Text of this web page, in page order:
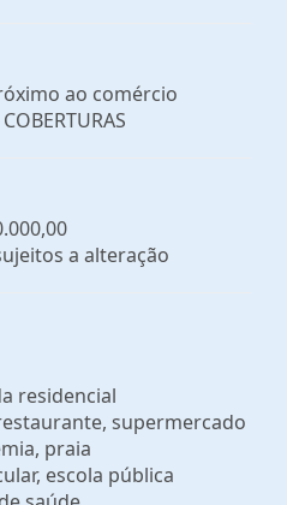
ao comércio
a alteração
residencial
supermercado
praia
escola pública